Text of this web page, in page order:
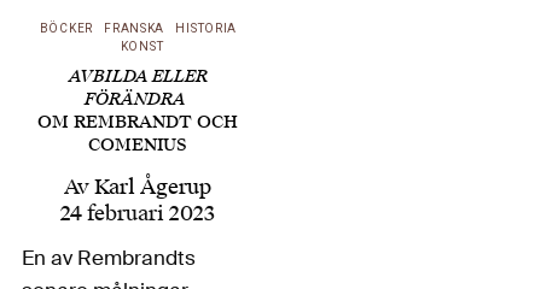
BÖCKER FRANSKA
HISTORIA
KONST
AVBILDA ELLER
FÖRÄNDRA
OM REMBRANDT OCH
COMENIUS
AvKarl Ågerup
24 februari 2023
En av Rembrandts